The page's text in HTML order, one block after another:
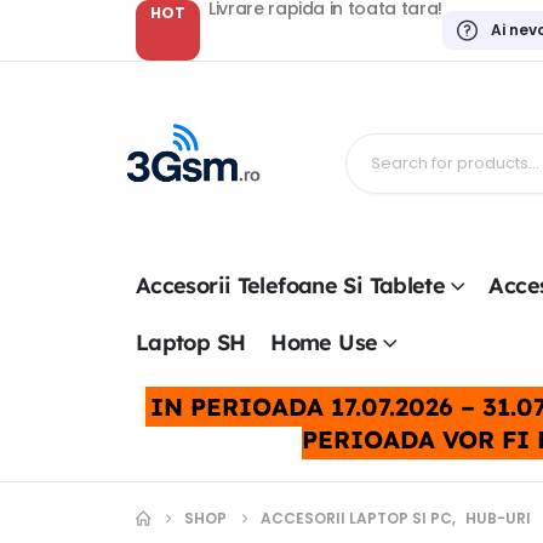
HOT Livrare rapida in toata tara!
Ai
Accesorii Telefoane Si Tablete
Laptop SH Home Use
IN PERIOADA 17.07.2026 –
PERIOADA VOR FI
SHOP ACCESORII LAPTOP SI PC, HUB-URI